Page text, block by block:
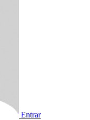
Entrar